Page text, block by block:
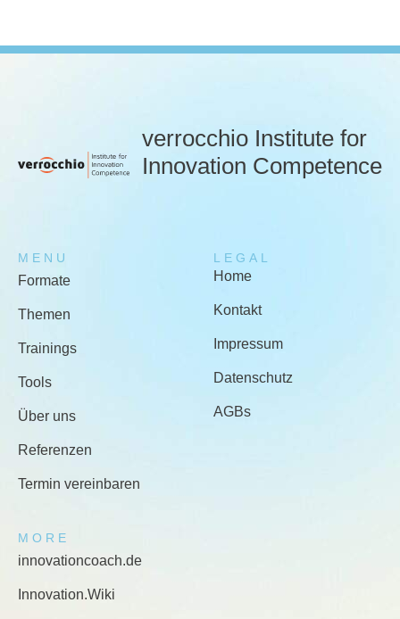
verrocchio Institute for
Innovation Competence
MENU
Formate
Themen
Trainings
Tools
Über uns
Referenzen
Termin vereinbaren
LEGAL
Home
Kontakt
Impressum
Datenschutz
AGBs
MORE
innovationcoach.de
Innovation.Wiki